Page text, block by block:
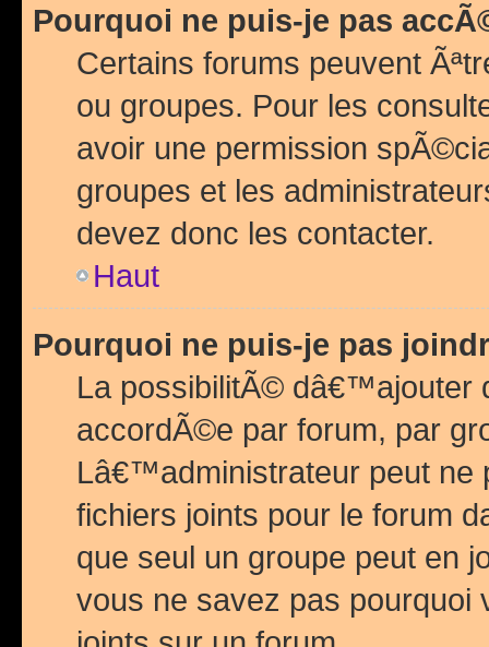
Pourquoi ne puis-je pas
Certains forums peuvent
ou groupes. Pour les
avoir une permission
groupes et les
devez donc les contacter.
Haut
Pourquoi ne puis-je pas
La possibilitÃ© dâ€™ajouter
accordÃ©e par forum, par
Lâ€™administrateur peut
fichiers joints pour le forum
que seul un groupe peut en
vous ne savez pas pourquoi